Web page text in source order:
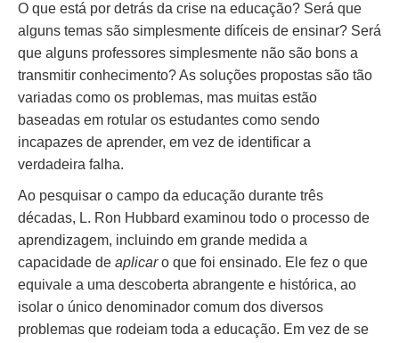
O que está por detrás da crise na educação? Será que
alguns temas são simplesmente difíceis de ensinar? Será
que alguns professores simplesmente não são bons a
transmitir conhecimento? As soluções propostas são tão
variadas como os problemas, mas muitas estão
baseadas em rotular os estudantes como sendo
incapazes de aprender, em vez de identificar a
verdadeira falha.
Ao pesquisar o campo da educação durante três
décadas, L. Ron Hubbard examinou todo o processo de
aprendizagem, incluindo em grande medida a
capacidade de aplicaro que foi ensinado. Ele fez o que
equivale a uma descoberta abrangente e histórica, ao
isolar o único denominador comum dos diversos
problemas que rodeiam toda a educação. Em vez de se